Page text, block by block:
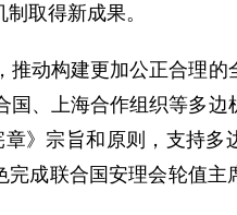
取得新成果。
动构建更加公正合理的
、上海合作组织等多边
》宗旨和原则，支持多
成联合国安理会轮值主